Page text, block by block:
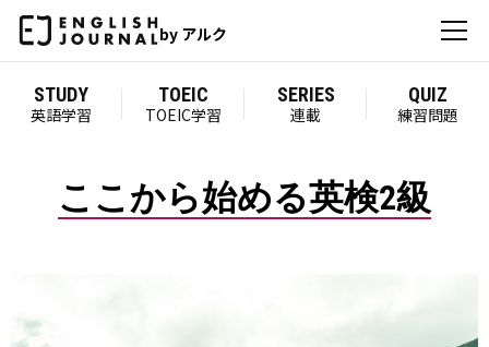
by アルク
STUDY
英語学習
TOEIC
TOEIC学習
SERIES
連載
QUIZ
練習問題
ここから始める英検2級